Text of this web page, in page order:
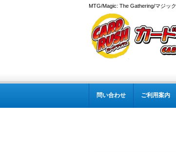
MTG/Magic: The Gathering/マジッ
問い合わせ ご利用案内